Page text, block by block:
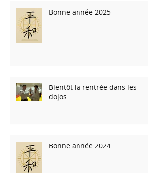
Bonne année 2025
Bientôt la rentrée dans les
dojos
Bonne année 2024